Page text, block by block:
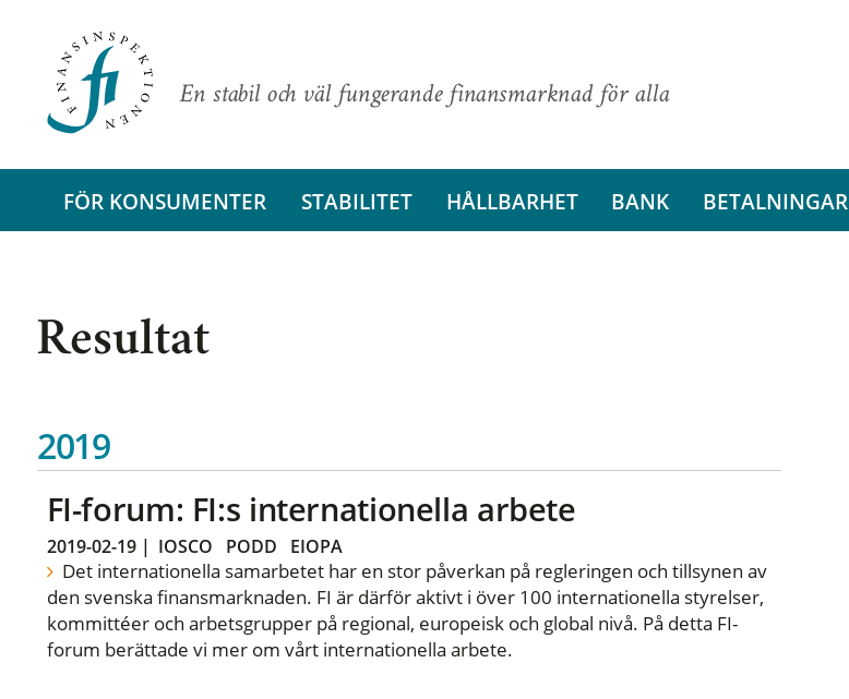
En stabil och väl fungerande finansmarknad för alla
FÖR KONSUMENTER STABILITET HÅLLBARHET BANK BETALNINGAR
Resultat
2019
FI-forum: FI:s internationella arbete
2019-02-19| IOSCO PODD EIOPA
Det internationella samarbetet har en stor påverkan på regleringen och tillsynen av
den svenska finansmarknaden. FI är därför aktivt i över 100 internationella styrelser,
kommittéer och arbetsgrupper på regional, europeisk och global nivå. På detta FI-
forum berättade vi mer om vårt internationella arbete.